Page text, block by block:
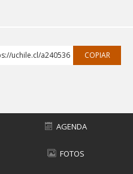
uchile.cl/a240536 COPIAR
AGENDA
FOTOS